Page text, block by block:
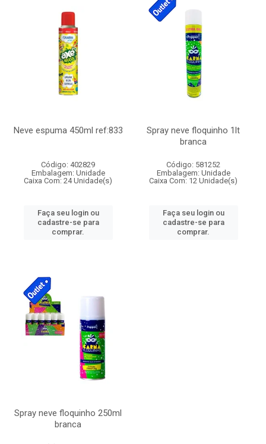
Neve espuma 450ml ref:833
Código: 402829
Embalagem: Unidade
Caixa Com: 24 Unidade(s)
Faça seu login ou
cadastre-se para
comprar.
Spray neve floquinho 1lt
branca
Código: 581252
Embalagem: Unidade
Caixa Com: 12 Unidade(s)
Faça seu login ou
cadastre-se para
comprar.
Spray neve floquinho 250ml
branca